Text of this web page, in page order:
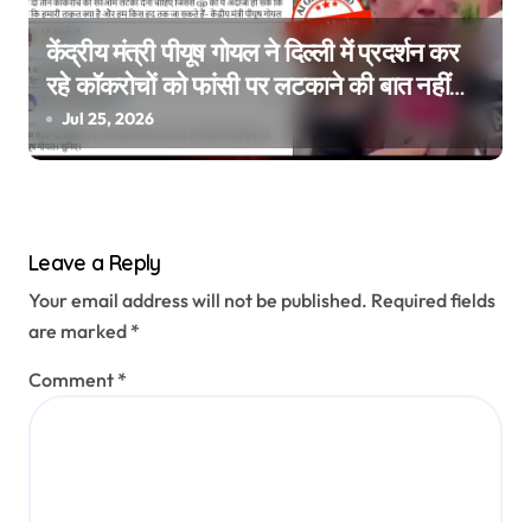
केंद्रीय मंत्री पीयूष गोयल ने दिल्ली में प्रदर्शन कर
रहे कॉकरोचों को फांसी पर लटकाने की बात नहीं
की, वायरल वीडियो AI जेनरेटेड है
Jul 25, 2026
Leave a Reply
Your email address will not be published. Required fields
are marked *
Comment *